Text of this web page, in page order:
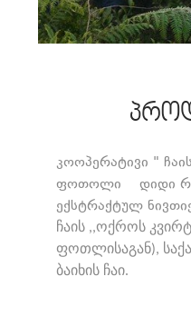
კოოპერატივი "
ფოთოლი დიდი
ექსტრაქტულ
ჩაის ,,ოქროს
ფოთლისაგან),
ბაიხის ჩაი.